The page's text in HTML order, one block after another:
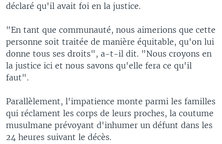
déclaré qu'il avait foi en la justice.
"En tant que communauté, nous aimerions que cette
personne soit traitée de manière équitable, qu'on lui
donne tous ses droits", a-t-il dit. "Nous croyons en
la justice ici et nous savons qu'elle fera ce qu'il
faut".
Parallèlement, l'impatience monte parmi les familles
qui réclament les corps de leurs proches, la coutume
musulmane prévoyant d'inhumer un défunt dans les
24 heures suivant le décès.